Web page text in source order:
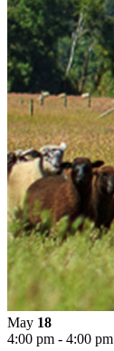
May 18
4:00 pm - 4:00 pm